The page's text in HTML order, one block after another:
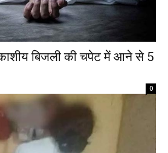
बिजली की चपेट में आने से 5
0